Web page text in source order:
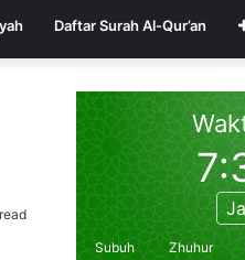
Daftar Surah Al-Qur’an